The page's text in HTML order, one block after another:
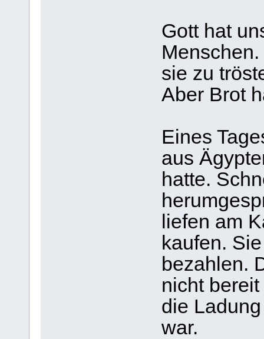
Gott hat
sie zu
Aber Brot
Eines
aus
hatte.
liefen am
kaufen.
bezahlen.
nicht
die
war.